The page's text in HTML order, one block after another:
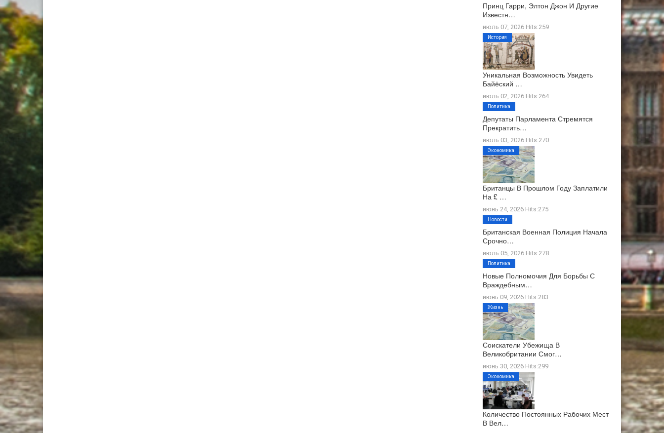
Принц Гарри, Элтон Джон И Другие
Известн…
июль 07, 2026 Hits:259
Уникальная Возможность Увидеть
Байёский …
июль 02, 2026 Hits:264
История
Депутаты Парламента Стремятся
Прекратить…
июль 03, 2026 Hits:270
Политика
Британцы В Прошлом Году Заплатили
На £ …
июнь 24, 2026 Hits:275
Экономика
Британская Военная Полиция Начала
Срочно…
июль 05, 2026 Hits:278
Новости
Новые Полномочия Для Борьбы С
Враждебным…
июнь 09, 2026 Hits:283
Политика
Соискатели Убежища В
Великобритании Смог…
июнь 30, 2026 Hits:299
Жизнь
Количество Постоянных Рабочих Мест
В Вел…
Экономика